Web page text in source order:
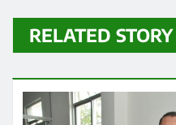
RELATED STORY